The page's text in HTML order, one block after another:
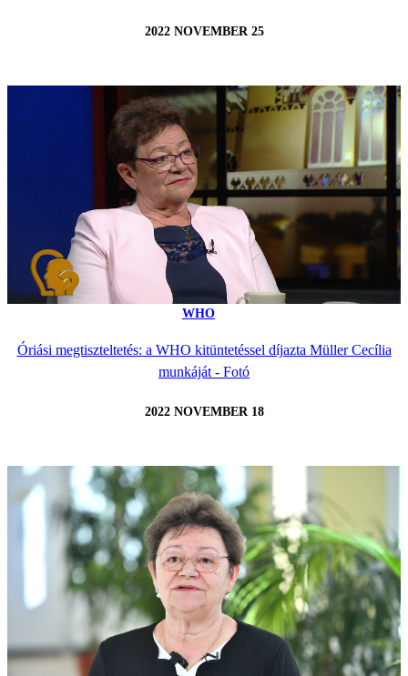
2022 NOVEMBER 25
WHO
Óriási megtiszteltetés: a WHO kitüntetéssel díjazta Müller Cecília
munkáját - Fotó
2022 NOVEMBER 18